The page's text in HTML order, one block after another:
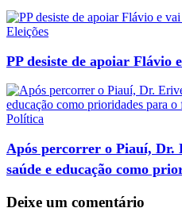
Eleições
PP desiste de apoiar
Política
Após percorrer o Piauí, Dr.
saúde e educação como
Deixe um comentário